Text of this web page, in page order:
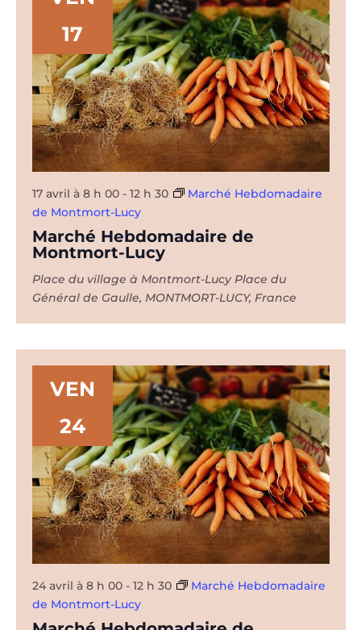
17
Marché Hebdomadaire de
Montmort-Lucy
17 avril à 8 h 00- 12 h 30
Marché Hebdomadaire
de Montmort-Lucy
Place du village à Montmort-LucyPlace du
Général de Gaulle, MONTMORT-LUCY, France
VEN
24
24 avril à 8 h 00- 12 h 30
Marché Hebdomadaire
de Montmort-Lucy